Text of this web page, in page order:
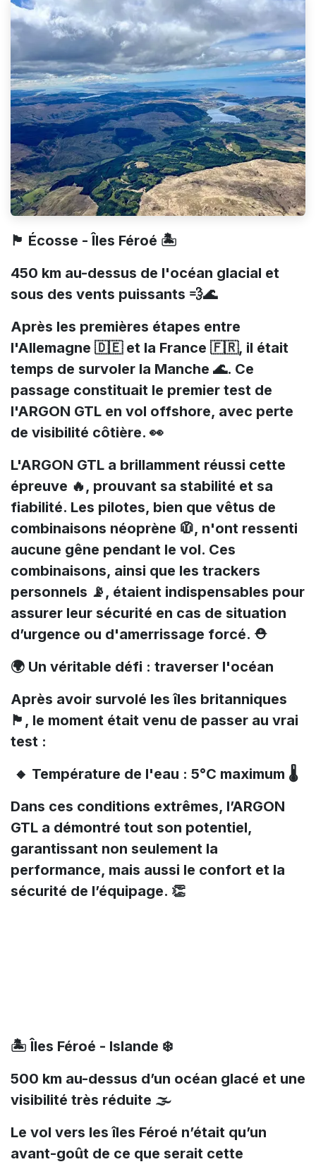
🏴 Écosse - Îles Féroé 🏝️
450 km au-dessus de l'océan glacial et
sous des vents puissants 💨🌊
Après les premières étapes entre
l'Allemagne 🇩🇪 et la France 🇫🇷, il était
temps de survoler la Manche 🌊. Ce
passage constituait le premier test de
l'ARGON GTL en vol offshore, avec perte
de visibilité côtière. 👀
L'ARGON GTL a brillamment réussi cette
épreuve 🔥, prouvant sa stabilité et sa
fiabilité. Les pilotes, bien que vêtus de
combinaisons néoprène 🧥, n'ont ressenti
aucune gêne pendant le vol. Ces
combinaisons, ainsi que les trackers
personnels 📡, étaient indispensables pour
assurer leur sécurité en cas de situation
d’urgence ou d'amerrissage forcé. ⛑️
🌍 Un véritable défi : traverser l'océan
Après avoir survolé les îles britanniques
🏴, le moment était venu de passer au vrai
test :
🔸 Température de l'eau : 5°C maximum 🌡️
Dans ces conditions extrêmes, l’ARGON
GTL a démontré tout son potentiel,
garantissant non seulement la
performance, mais aussi le confort et la
sécurité de l’équipage. 👏
🏝️ Îles Féroé - Islande ❄️
500 km au-dessus d’un océan glacé et une
visibilité très réduite 🌫️
Le vol vers les îles Féroé n’était qu’un
avant-goût de ce que serait cette